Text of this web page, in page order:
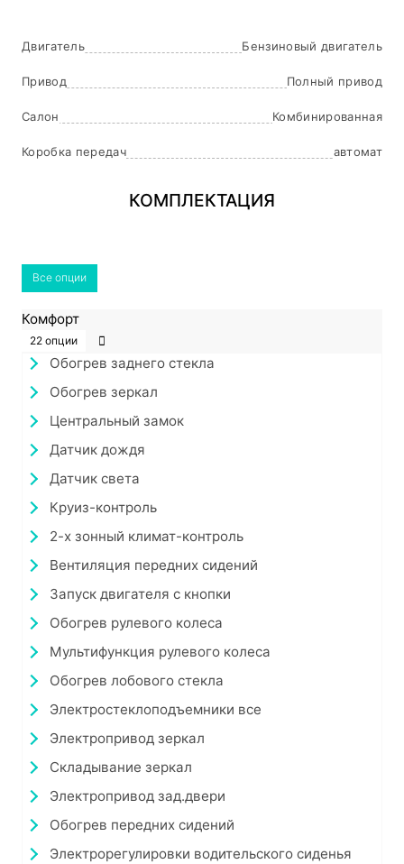
Двигатель Бензиновый двигатель
Привод Полный привод
Салон Комбинированная
Коробка передач автомат
КОМПЛЕКТАЦИЯ
Все опции
Комфорт
22 опции
Обогрев заднего стекла
Обогрев зеркал
Центральный замок
Датчик дождя
Датчик света
Круиз-контроль
2-х зонный климат-контроль
Вентиляция передних сидений
Запуск двигателя с кнопки
Обогрев рулевого колеса
Мультифункция рулевого колеса
Обогрев лобового стекла
Электростеклоподъемники все
Электропривод зеркал
Складывание зеркал
Электропривод зад.двери
Обогрев передних сидений
Электрорегулировки водительского сиденья